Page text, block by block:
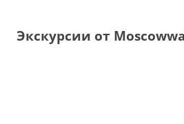
Экскурсии от